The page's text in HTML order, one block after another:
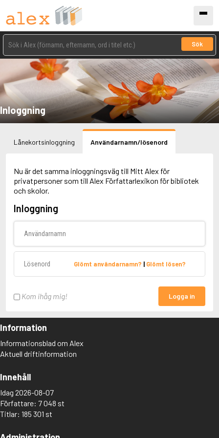
Sök
Inloggning
Lånekortsinloggning Användarnamn/lösenord
Nu är det samma inloggningsväg till Mitt Alex för
privatpersoner som till Alex Författarlexikon för bibliotek
och skolor.
Inloggning
Glömt användarnamn? | Glömt lösen?
Kom ihåg mig! Logga in
Information
Informationsblad om Alex
Aktuell driftinformation
Innehåll
Idag 2026-08-07
Författare: 7 048 st
Titlar: 185 301 st